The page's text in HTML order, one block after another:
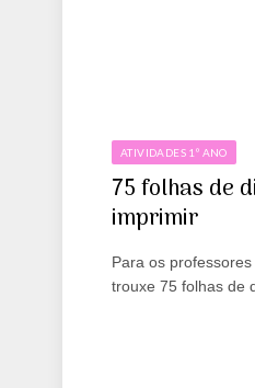
ATIVIDADES 1º ANO
75 folhas de
imprimir
Para os
trouxe 75 folhas de